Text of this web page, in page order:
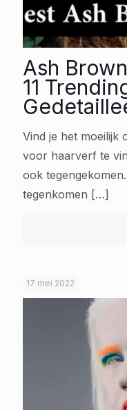
Ash
11
Vind je het moeilijk
voor haarverf te
ook
tegenkomen […]
17 mei 2022